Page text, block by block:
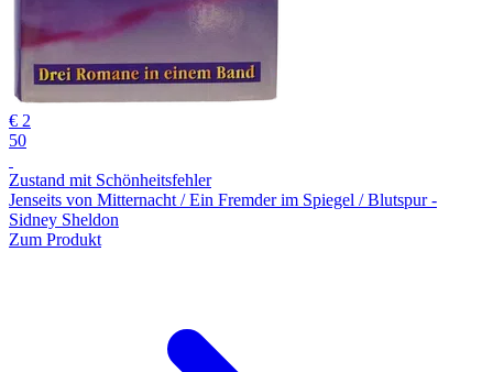
€ 2
50
Zustand mit Schönheitsfehler
Jenseits von Mitternacht / Ein Fremder im Spiegel / Blutspur -
Sidney Sheldon
Zum Produkt